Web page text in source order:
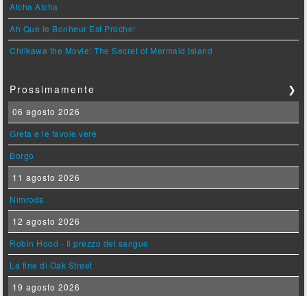
Atcha Atcha
Ah Que le Bonheur Est Proche!
Chiikawa the Movie: The Secret of Mermaid Island
Prossimamente ❯
06 agosto 2026
Greta e le favole vere
Borgo
11 agosto 2026
Nimrods
12 agosto 2026
Robin Hood - Il prezzo del sangue
La fine di Oak Street
19 agosto 2026